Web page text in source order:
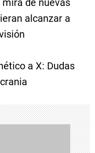
de nuevas
alcanzar a
a X: Dudas